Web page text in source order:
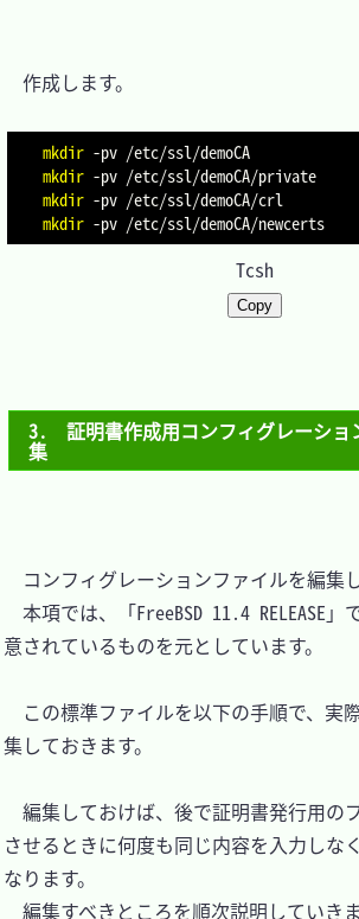
作成します。
mkdir -pv
mkdir -pv
mkdir -pv
mkdir -pv
Tcsh
Copy
3.　証明書作成用コンフィグレーショ
集
コンフィグレーションファイルを編集し
本項では、「FreeBSD 11.4 RELEASE」
意されているものを元としています。
この標準ファイルを以下の手順で、実
集しておきます。
編集しておけば、後で証明書発行用の
させるときに何度も同じ内容を入力しな
なります。
編集すべきところを順次説明していきま